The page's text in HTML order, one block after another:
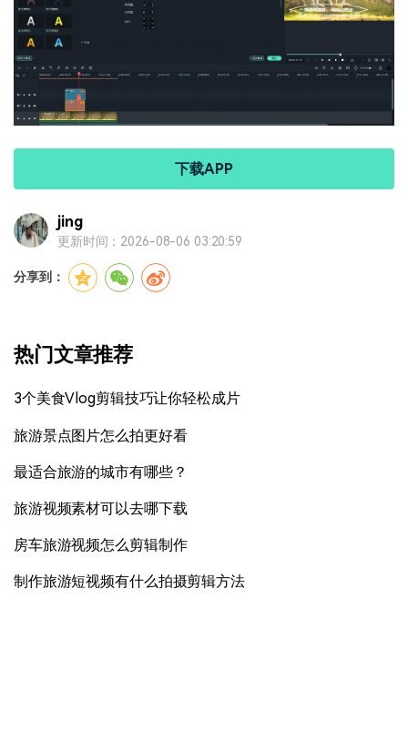
下载APP
jing
更新时间：2026-08-06 03:20:59
分享到：
热门文章推荐
3个美食Vlog剪辑技巧让你轻松成片
旅游景点图片怎么拍更好看
最适合旅游的城市有哪些？
旅游视频素材可以去哪下载
房车旅游视频怎么剪辑制作
制作旅游短视频有什么拍摄剪辑方法